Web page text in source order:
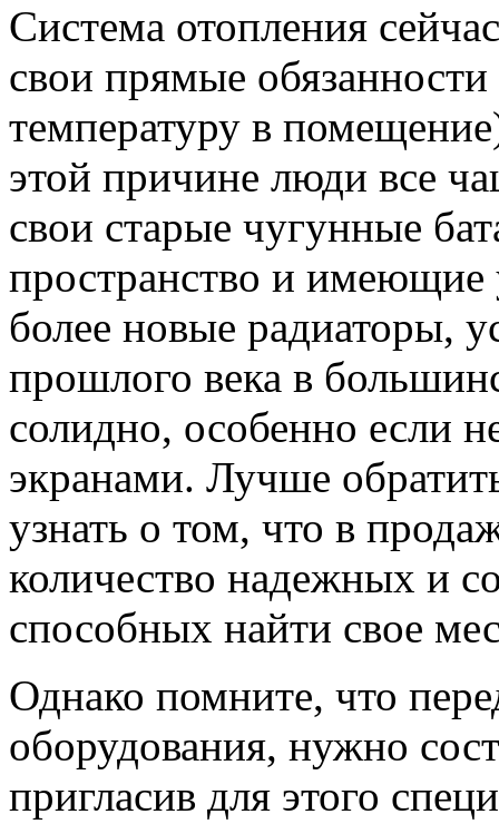
Система отопления
свои прямые
температуру в
этой причине люди все
свои старые чугунные
пространство и
более новые радиаторы,
прошлого века в
солидно, особенно если
экранами. Лучше
узнать о том, что в
количество надежных и
способных найти свое
Однако помните, что
оборудования, нужно
пригласив для этого